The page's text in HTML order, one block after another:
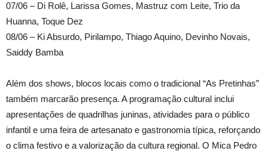
07/06 – Di Rolê, Larissa Gomes, Mastruz com Leite, Trio da
Huanna, Toque Dez
08/06 – Ki Absurdo, Pirilampo, Thiago Aquino, Devinho Novais,
Saiddy Bamba
Além dos shows, blocos locais como o tradicional “As Pretinhas”
também marcarão presença. A programação cultural inclui
apresentações de quadrilhas juninas, atividades para o público
infantil e uma feira de artesanato e gastronomia típica, reforçando
o clima festivo e a valorização da cultura regional. O Mica Pedro